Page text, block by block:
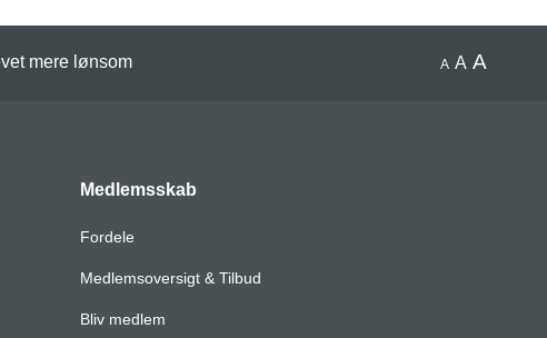
A A A
mere lønsom
Medlemsskab
Fordele
Medlemsoversigt & Tilbud
Bliv medlem